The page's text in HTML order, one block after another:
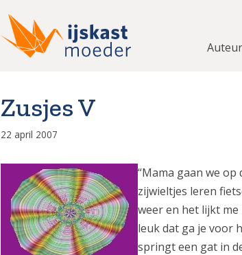
Auteur
Zusjes V
22 april 2007
“Mama gaan we
zijwieltjes leren
weer en het lijkt
leuk dat ga je voor
springt een gat in